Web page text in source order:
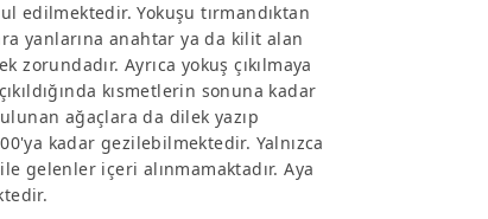
edilmektedir. Yokuşu tırmandıktan
yanlarına anahtar ya da kilit alan
Ayrıca yokuş çıkılmaya
kısmetlerin sonuna kadar
ağaçlara da dilek yazıp
kadar gezilebilmektedir. Yalnızca
gelenler içeri alınmamaktadır. Aya